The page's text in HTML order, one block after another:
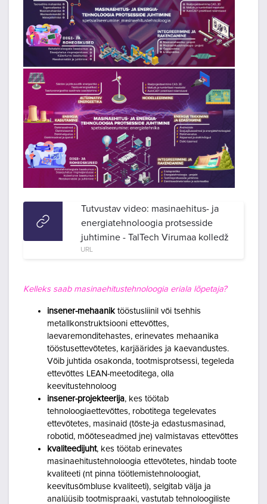
Tutvustav video: masinaehitus- ja
energiatehnoloogia protsesside
juhtimine - TalTech Virumaa kolledž
URL
Kelleks saab masinaehitustehnoloogia eriala lõpetaja?
insener-mehaanik tööstusliinil või tsehhis
metallkonstruktsiooni ettevõttes,
laevaremonditehastes, erinevates mehaanika
tööstusettevõtetes, karjäärides ja kaevandustes.
Võib juhtida osakonda, tootmisprotsessi, tegeleda
ettevõttes LEAN-meetoditega, olla
keevitustehnoloog
insener-projekteerija, kes töötab
tehnoloogiaettevõttes, robotitega tegelevates
ettevõtetes, masinaid (tõste-ja edastusmasinad,
robotid, mõõteseadmed jne) valmistavas ettevõttes
kvaliteedijuht, kes töötab erinevates
masinaehitustehnoloogia ettevõtetes, hindab toote
kvaliteeti (nt pinna töötlemistehnoloogiat,
keevitusõmbluse kvaliteeti), selgitab välja ja
analüüsib tootmispraaki, vastutab tehnoloogiliste